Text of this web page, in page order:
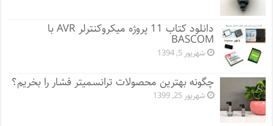
دانلود کتاب 11 پروژه میکروکنترلر AVR با
BASCOM
شهریور 5, 1394
چگونه بهترین محصولات ترانسمیتر فشار را بخریم؟
شهریور 25, 1399